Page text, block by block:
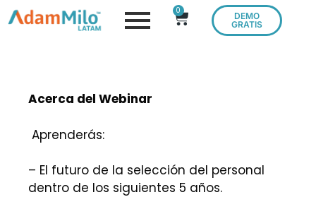
0
DEMO
GRATIS
Acerca del Webinar
Aprenderás:
– El futuro de la selección del personal
dentro de los siguientes 5 años.